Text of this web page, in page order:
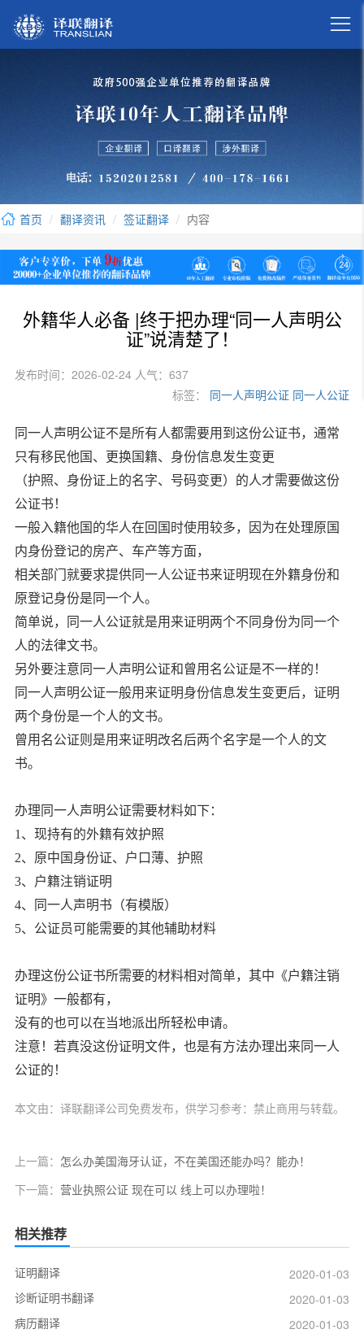

首页 翻译资讯 签证翻译 内容
外籍华人必备 |终于把办理“同一人声明公
证”说清楚了！
发布时间：2026-02-24 人气：637
标签：
同一人声明公证 同一人公证
同一人声明公证不是所有人都需要用到这份公证书，通常
只有移民他国、更换国籍、身份信息发生变更
（护照、身份证上的名字、号码变更）的人才需要做这份
公证书！
一般入籍他国的华人在回国时使用较多，因为在处理原国
内身份登记的房产、车产等方面，
相关部门就要求提供同一人公证书来证明现在外籍身份和
原登记身份是同一个人。
简单说，同一人公证就是用来证明两个不同身份为同一个
人的法律文书。
另外要注意同一人声明公证和曾用名公证是不一样的！
同一人声明公证一般用来证明身份信息发生变更后，证明
两个身份是一个人的文书。
曾用名公证则是用来证明改名后两个名字是一个人的文
书。
办理同一人声明公证需要材料如下：
1、现持有的外籍有效护照
2、原中国身份证、户口薄、护照
3、户籍注销证明
4、同一人声明书（有模版）
5、公证员可能需要的其他辅助材料
办理这份公证书所需要的材料相对简单，其中《户籍注销
证明》一般都有，
没有的也可以在当地派出所轻松申请。
注意！若真没这份证明文件，也是有方法办理出来同一人
公证的！
本文由：译联翻译公司免费发布，供学习参考：禁止商用与转载。
上一篇： 怎么办美国海牙认证，不在美国还能办吗？能办！
下一篇： 营业执照公证 现在可以 线上可以办理啦！
相关推荐
证明翻译
2020-01-03
诊断证明书翻译
2020-01-03
病历翻译
2020-01-03